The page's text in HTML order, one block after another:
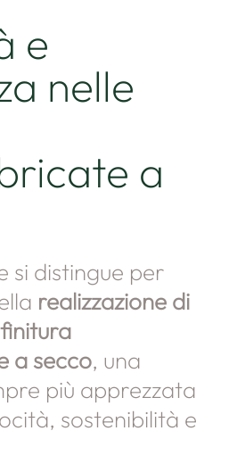
e
nelle
a
si distingue per
realizzazione di
a secco, una
più apprezzata
sostenibilità e